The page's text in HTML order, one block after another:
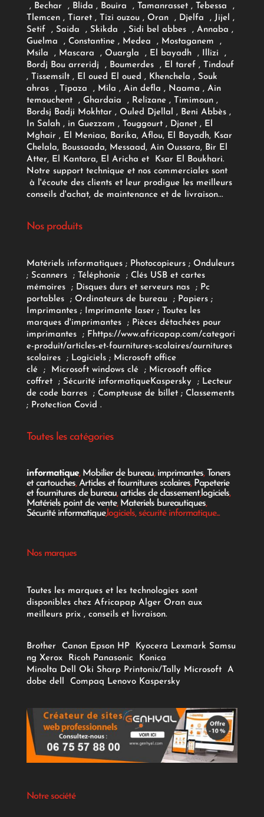
, Bechar , Blida , Bouira , Tamanrasset , Tebessa ,
Tlemcen , Tiaret , Tizi ouzou , Oran , Djelfa , Jijel ,
Setif , Saida , Skikda , Sidi bel abbes , Annaba ,
Guelma , Constantine , Medea , Mostaganem ,
Msila , Mascara , Ouargla , El bayadh , Illizi ,
Bordj Bou arreridj , Boumerdes , El taref , Tindouf
, Tissemsilt , El oued El oued , Khenchela , Souk
ahras , Tipaza , Mila , Ain defla , Naama , Ain
temouchent , Ghardaia , Relizane , Timimoun ,
Bordsj Badji Mokhtar , Ouled Djellal , Beni Abbès ,
In Salah , in Guezzam , Touggourt , Djanet , El
Mghair , El Meniaa, Barika, Aflou, El Bayadh, Ksar
Chelala, Boussaada, Messaad, Ain Oussara, Bir El
Atter, El Kantara, El Aricha et Ksar El Boukhari.
Notre support technique et nos commerciales sont
à l'écoute des clients et leur prodigue les meilleurs
conseils d'achat, de maintenance et de livraison...
Nos produits
Matériels informatiques; Photocopieurs; Onduleurs
; Scanners ; Téléphonie ; Clés USB et cartes
mémoires
; Disques durs et serveurs nas ; Pc
portables
; Ordinateurs de bureau ; Papiers;
Imprimantes;Imprimante laser; Toutes les
marques d'imprimantes
; Pièces détachées pour
imprimantes
; Fhttps://www.africapap.com/categori
e-produit/articles-et-fournitures-scolaires/ournitures
scolaires; Logiciels ; Microsoft office
clé
; Microsoft windows clé; Microsoft office
coffret ; Sécurité informatiqueKaspersky ; Lecteur
de code barres
; Compteuse de billet; Classements
; Protection Covid .
Toutes les catégories
informatique, Mobilier de bureau, imprimantes, Toners
et cartouches,Articles et fournitures scolaires, Papeterie
et fournitures de bureau,articles de classement,logiciels,
Matériels point de vente, Materiels bureautiques,
Sécurité informatique,logiciels, sécurité informatique...
Nos marques
Toutes les marques et les technologies sont
disponibles chez Africapap Alger Oran aux
meilleurs prix , conseils et livraison.
Brother Canon Epson HP Kyocera Lexmark Samsu
ng Xerox Ricoh Panasonic
Konica
Minolta Dell Oki Sharp Printonix/Tally Microsoft
A
dobe dell Compaq Lenovo Kaspersky
Notre société